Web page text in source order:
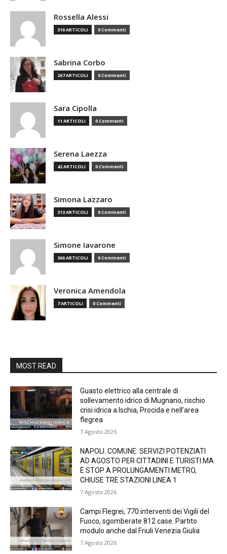
Rossella Alessi
310 ARTICOLI 0 Commenti
Sabrina Corbo
267 ARTICOLI 0 Commenti
Sara Cipolla
11 ARTICOLI 0 Commenti
Serena Laezza
42 ARTICOLI 0 Commenti
Simona Lazzaro
313 ARTICOLI 0 Commenti
Simone Iavarone
366 ARTICOLI 0 Commenti
Veronica Amendola
7 ARTICOLI 0 Commenti
MOST READ
Guasto elettrico alla centrale di
sollevamento idrico di Mugnano, rischio
crisi idrica a Ischia, Procida e nell’area
flegrea
7 Agosto 2026
NAPOLI. COMUNE: SERVIZI POTENZIATI
AD AGOSTO PER CITTADINI E TURISTI MA
È STOP A PROLUNGAMENTI METRO,
CHIUSE TRE STAZIONI LINEA 1
7 Agosto 2026
Campi Flegrei, 770 interventi dei Vigili del
Fuoco, sgomberate 812 case. Partito
modulo anche dal Friuli Venezia Giulia
7 Agosto 2026